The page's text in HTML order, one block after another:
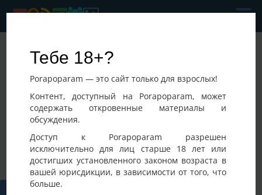
Тебе 18+?
Porapoparam — это сайт только для взрослых!
Контент, доступный на Porapoparam, может
содержать откровенные материалы и
обсуждения.
Доступ к Porapoparam разрешен
исключительно для лиц старше 18 лет или
достигших установленного законом возраста в
вашей юрисдикции, в зависимости от того, что
больше.
Владимир
06-08-2026 04:12
Украина, Костополь